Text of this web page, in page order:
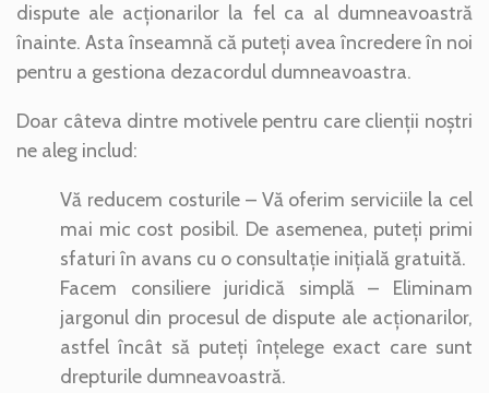
dispute ale acționarilor la fel ca al dumneavoastră
înainte. Asta înseamnă că puteți avea încredere în noi
pentru a gestiona dezacordul dumneavoastra.
Doar câteva dintre motivele pentru care clienții noștri
ne aleg includ:
Vă reducem costurile – Vă oferim serviciile la cel
mai mic cost posibil. De asemenea, puteți primi
sfaturi în avans cu o consultație inițială gratuită.
Facem consiliere juridică simplă – Eliminam
jargonul din procesul de dispute ale acționarilor,
astfel încât să puteți înțelege exact care sunt
drepturile dumneavoastră.